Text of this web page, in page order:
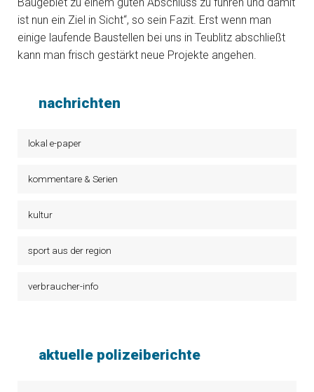
ist nun ein Ziel in Sicht“, so sein Fazit. Erst wenn man
einige laufende Baustellen bei uns in Teublitz abschließt
kann man frisch gestärkt neue Projekte angehen.
nachrichten
lokal e-paper
kommentare & Serien
kultur
sport aus der region
verbraucher-info
aktuelle polizeiberichte